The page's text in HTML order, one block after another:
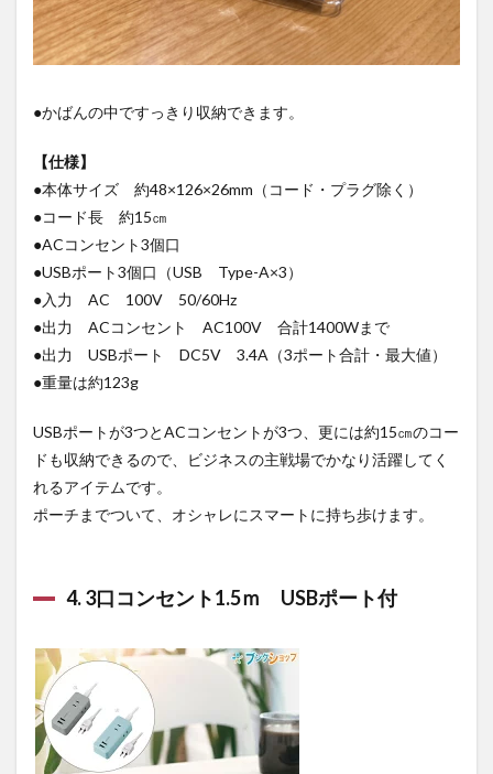
●かばんの中ですっきり収納できます。
【仕様】
●本体サイズ 約48×126×26mm（コード・プラグ除く）
●コード長 約15㎝
●ACコンセント3個口
●USBポート3個口（USB Type-A×3）
●入力 AC 100V 50/60Hz
●出力 ACコンセント AC100V 合計1400Wまで
●出力 USBポート DC5V 3.4A（3ポート合計・最大値）
●重量は約123g
USBポートが3つとACコンセントが3つ、更には約15㎝のコー
ドも収納できるので、ビジネスの主戦場でかなり活躍してく
れるアイテムです。
ポーチまでついて、オシャレにスマートに持ち歩けます。
4. 3口コンセント1.5ｍ USBポート付